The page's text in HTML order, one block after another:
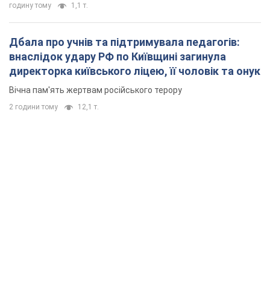
годину тому 1,1 т.
Дбала про учнів та підтримувала педагогів:
внаслідок удару РФ по Київщині загинула
директорка київського ліцею, її чоловік та онук
Вічна пам'ять жертвам російського терору
2 години тому 12,1 т.